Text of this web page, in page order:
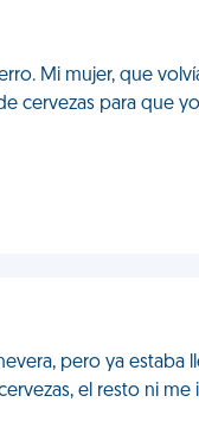
Mi mujer, que
cervezas para que yo
pero ya
el resto ni me